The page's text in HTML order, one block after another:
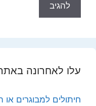
עלו לאחרונה
חיתולים למבוגרים או